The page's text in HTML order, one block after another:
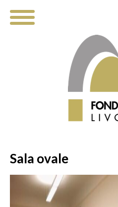
Sala ovale